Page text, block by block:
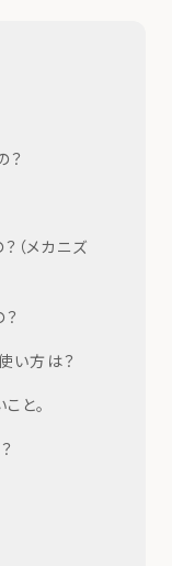
？
（メカニズ
い方は？
と。